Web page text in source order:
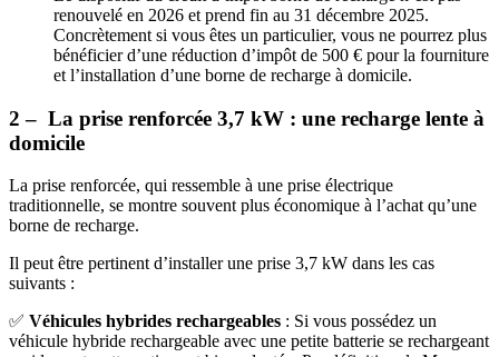
renouvelé en 2026 et prend fin au 31 décembre 2025.
Concrètement si vous êtes un particulier, vous ne pourrez plus
bénéficier d’une réduction d’impôt de 500 € pour la fourniture
et l’installation d’une borne de recharge à domicile.
2 – La prise renforcée 3,7 kW : une recharge lente à
domicile
La prise renforcée, qui ressemble à une prise électrique
traditionnelle, se montre souvent plus économique à l’achat qu’une
borne de recharge.
Il peut être pertinent d’installer une prise 3,7 kW dans les cas
suivants :
✅ Véhicules hybrides rechargeables : Si vous possédez un
véhicule hybride rechargeable avec une petite batterie se rechargeant